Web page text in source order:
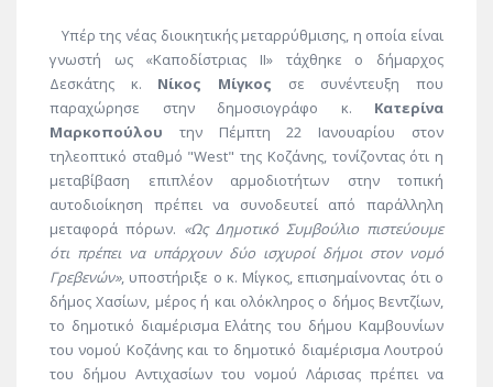
Υπέρ της νέας διοικητικής μεταρρύθμισης, η οποία είναι
γνωστή ως «Καποδίστριας ΙΙ» τάχθηκε ο δήμαρχος
Δεσκάτης κ. Νίκος Μίγκος σε συνέντευξη που
παραχώρησε στην δημοσιογράφο κ. Κατερίνα
Μαρκοπούλου την Πέμπτη 22 Ιανουαρίου στον
τηλεοπτικό σταθμό "West" της Κοζάνης, τονίζοντας ότι η
μεταβίβαση επιπλέον αρμοδιοτήτων στην τοπική
αυτοδιοίκηση πρέπει να συνοδευτεί από παράλληλη
μεταφορά πόρων. «Ως Δημοτικό Συμβούλιο πιστεύουμε
ότι πρέπει να υπάρχουν δύο ισχυροί δήμοι στον νομό
Γρεβενών», υποστήριξε ο κ. Μίγκος, επισημαίνοντας ότι ο
δήμος Χασίων, μέρος ή και ολόκληρος ο δήμος Βεντζίων,
το δημοτικό διαμέρισμα Ελάτης του δήμου Καμβουνίων
του νομού Κοζάνης και το δημοτικό διαμέρισμα Λουτρού
του δήμου Αντιχασίων του νομού Λάρισας πρέπει να